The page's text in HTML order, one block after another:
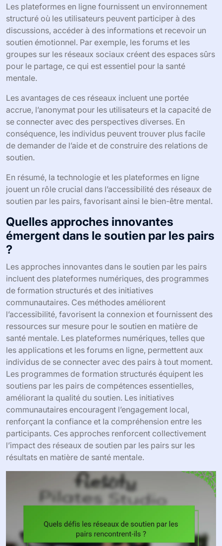
Les plateformes en ligne fournissent un environnement
structuré où les utilisateurs peuvent participer à des
discussions, accéder à des informations et recevoir un
soutien émotionnel. Par exemple, les forums et les
groupes sur les réseaux sociaux créent des espaces sûrs
pour le partage, ce qui est essentiel pour la santé
mentale.
Les avantages de ces réseaux incluent une portée
accrue, l’anonymat pour les utilisateurs et la capacité de
se connecter avec des perspectives diverses. En
conséquence, les individus peuvent trouver plus facile
de demander de l’aide et de construire des relations de
soutien.
En résumé, la technologie et les plateformes en ligne
jouent un rôle crucial dans l’accessibilité des réseaux de
soutien par les pairs, favorisant ainsi le bien-être mental.
Quelles approches innovantes
émergent dans le soutien par les pairs
?
Les approches innovantes dans le soutien par les pairs
incluent des plateformes numériques, des programmes
de formation structurés et des initiatives
communautaires. Ces méthodes améliorent
l’accessibilité, favorisent la connexion et fournissent des
ressources sur mesure pour le soutien en matière de
santé mentale. Les plateformes numériques, telles que
les applications et les forums en ligne, permettent aux
individus de se connecter avec des pairs à tout moment.
Les programmes de formation structurés équipent les
soutiens par les pairs de compétences essentielles,
améliorant la qualité du soutien. Les initiatives
communautaires encouragent l’engagement local,
renforçant la confiance et la compréhension entre les
participants. Ces approches renforcent collectivement
l’impact des réseaux de soutien par les pairs sur les
résultats en matière de santé mentale.